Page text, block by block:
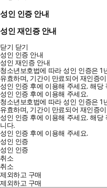
성인 인증 안내
성인 재인증 안내
닫기 닫기
성인 인증 안내
성인 재인증 안내
청소년보호법에 따라 성인 인증은 1
유효하며, 기간이 만료되어 재인증
성인 인증 후에 이용해 주세요.해당
성인 인증 후에 이용해 주세요.
청소년보호법에 따라 성인 인증은 1
유효하며, 기간이 만료되어 재인증
성인 인증 후에 이용해 주세요.해당
니다.
성인 인증 후에 이용해 주세요.
성인 인증
성인 인증
취소
취소
제외하고 구매
제외하고 구매